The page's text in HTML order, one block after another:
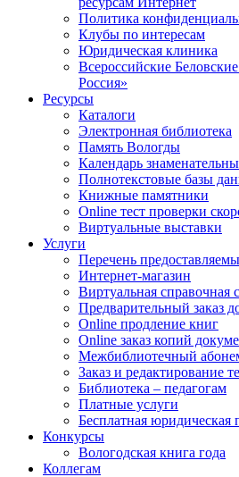
Политика
Клубы по интересам
Юридическая клиника
Всероссийские
Россия»
Ресурсы
Каталоги
Электронная библиотека
Память Вологды
Календарь
Полнотекстовые базы
Книжные памятники
Online тест проверки
Виртуальные выставки
Услуги
Перечень
Интернет-магазин
Виртуальная справочная
Предварительный заказ
Online продление книг
Online заказ копий
Межбиблиотечный
Заказ и редактирование
Библиотека – педагогам
Платные услуги
Бесплатная юридическая
Конкурсы
Вологодская книга года
Коллегам